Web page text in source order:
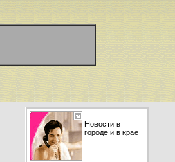
Новости в
городе и в крае